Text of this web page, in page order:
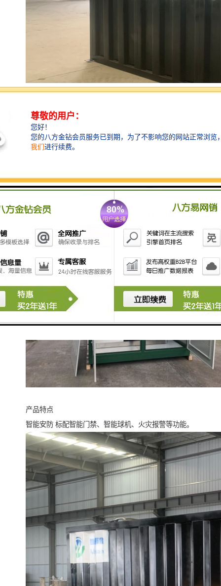
产品特点
远程 标配远程系统，在任何有网络的地方都可以在手机
或电脑上查看泵房状态；
产品特点
智能安防 标配智能门禁、智能球机、火灾报警等功能。